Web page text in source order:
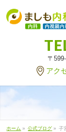
〒
アク
ホーム » 公式ブログ » 子